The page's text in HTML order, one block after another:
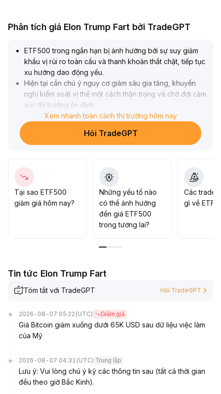
Phân tích giá Elon Trump Fart bởi TradeGPT
ETF500 trong ngắn hạn bị ảnh hưởng bởi sự suy giảm
khẩu vị rủi ro toàn cầu và thanh khoản thắt chặt, tiếp tục
xu hướng dao động yếu.
Hiện tại cần chú ý nguy cơ giảm sâu gia tăng, khuyến
nghị kiểm soát vị thế một cách thận trọng và chờ đợi cảm
xúc thị trường ổn định
Về trung hạn, mặc dù vẫn tồn tại sự bất định vĩ mô và rủi
ro tín dụng, cấu trúc phân bổ tài sản đã xuất hiện dấu
hiệu chuyển hướng sang phòng thủ, sau giai đoạn điều
rủi ro thị trường, trong ngắn hạn chú ý vùng 4
900–5
200 điểm, có thể chia nhỏ mua khi giá thấp, nhưng nhìn
chung vẫn lấy phòng thủ làm chủ, linh hoạt điều chỉnh tỷ
trọng vị thế để ứng phó chuyển đổi tăng–giảm
Xem nhanh toàn cảnh thị trường hôm nay
Hỏi TradeGPT
Tại sao ETF500
giảm giá hôm nay?
Những yếu tố nào
có thể ảnh hưởng
đến giá ETF500
trong tương lai?
Các trader
gì về
Tin tức Elon Trump Fart
Tóm tắt với TradeGPT Hỏi TradeGPT
2026-08-07 05:22 (UTC) Giảm giá
Giá Bitcoin giảm xuống dưới 65K USD sau dữ liệu việc làm
của Mỹ
2026-08-07 04:31 (UTC) Trung lập
Lưu ý: Vui lòng chú ý kỹ các thông tin sau (tất cả thời gian
đều theo giờ Bắc Kinh).